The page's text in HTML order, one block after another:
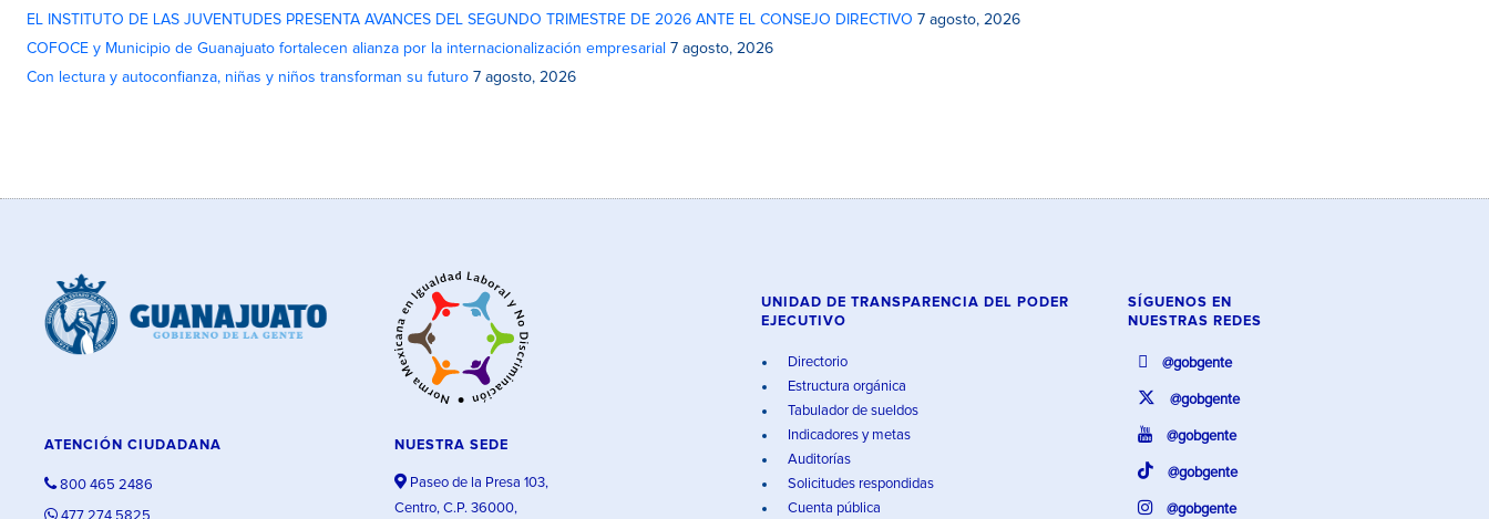
EL INSTITUTO DE LAS JUVENTUDES PRESENTA AVANCES DEL SEGUNDO TRIMESTRE DE 2026 ANTE EL CONSEJO DIRECTIVO 7 agosto, 2026
COFOCE y Municipio de Guanajuato fortalecen alianza por la internacionalización empresarial 7 agosto, 2026
Con lectura y autoconfianza, niñas y niños transforman su futuro 7 agosto, 2026
ATENCIÓN CIUDADANA
800 465 2486
NUESTRA SEDE
Paseo de la Presa 103,
Centro, C.P. 36000,
UNIDAD DE TRANSPARENCIA DEL PODER
EJECUTIVO
Directorio
Estructura orgánica
Tabulador de sueldos
Indicadores y metas
Auditorías
Solicitudes respondidas
Cuenta pública
SÍGUENOS EN
NUESTRAS REDES
@gobgente
@gobgente
@gobgente
@gobgente
@gobgente